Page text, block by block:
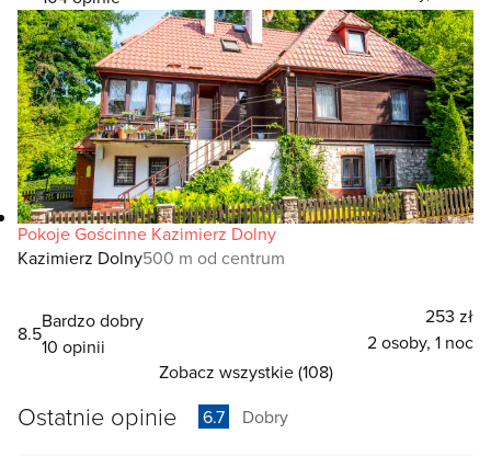
Pokoje Gościnne Kazimierz Dolny
Kazimierz Dolny500 m od centrum
8.5
Bardzo dobry
10 opinii
253 zł
2 osoby, 1 noc
Zobacz wszystkie (108)
Ostatnie opinie 6.7 Dobry